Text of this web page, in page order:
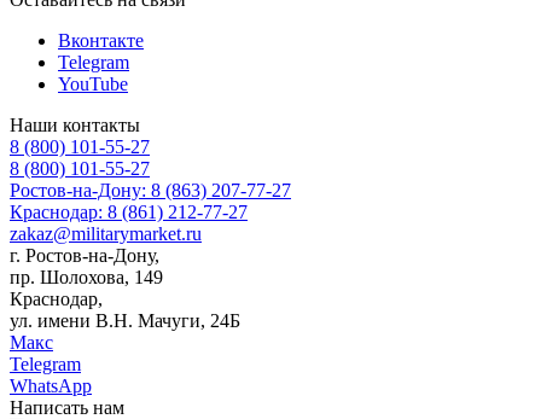
Вконтакте
Telegram
YouTube
Наши контакты
8 (800) 101-55-27
8 (800) 101-55-27
Ростов-на-Дону: 8 (863) 207-77-27
Краснодар: 8 (861) 212-77-27
zakaz@militarymarket.ru
г. Ростов-на-Дону,
пр. Шолохова, 149
Краснодар,
ул. имени В.Н. Мачуги, 24Б
Макс
Telegram
WhatsApp
Написать нам